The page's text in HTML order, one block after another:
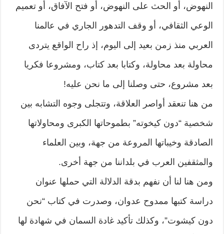
النهوض، أو الحث على النهوض، أو فتح الآفاق، أو تعميم
الوعي الثقافي، أو وقف التدهور الجاري في عالمنا
العربي منذ زمن بعيد إلى اليوم، إذ راح الواقع يتردى
محاولة بعد محاولة، وكتابا بعد كتاب، ومشروعا فكريا
بعد مشروع، حتى وصلنا إلى ما نحن عليه!
من هنا تنعقد أواصر العلاقة، وتتجلى وجوه التشابه بين
شخصية “دون كيخوته” بطموحاتها الكبرى ومحاولاتها
الصادقة وخيباتها المروعة من جهة، وبين العلماء
والمثقفين العرب في بلداننا من جهة أخرى.
ومن هنا لنا أن نفهم بدقة الدلالة التي حملها عنوان
دراسة كتبها ممدوح عدوان، وصدرت في كتاب “نحن
دون كيشوت”، وكذلك تأكيد غادة السمان في شهادة لها